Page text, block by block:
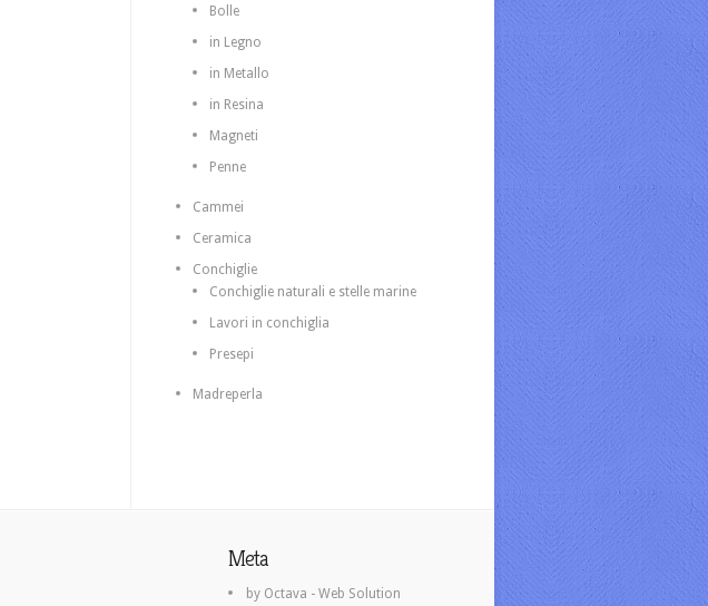
Bolle
in Legno
in Metallo
in Resina
Magneti
Penne
Cammei
Ceramica
Conchiglie
Conchiglie naturali e stelle marine
Lavori in conchiglia
Presepi
Madreperla
Meta
by Octava - Web Solution